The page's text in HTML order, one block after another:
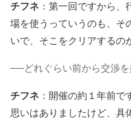
チフネ ：第一回ですから
場を使うっていうのも、そ
いで、そこをクリアするの
──どれぐらい前から交渉を
チフネ ：開催の約１年前
思いはありましたけど、具